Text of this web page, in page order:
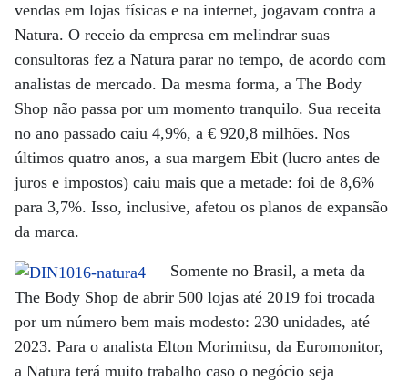
vendas em lojas físicas e na internet, jogavam contra a
Natura. O receio da empresa em melindrar suas
consultoras fez a Natura parar no tempo, de acordo com
analistas de mercado. Da mesma forma, a The Body
Shop não passa por um momento tranquilo. Sua receita
no ano passado caiu 4,9%, a € 920,8 milhões. Nos
últimos quatro anos, a sua margem Ebit (lucro antes de
juros e impostos) caiu mais que a metade: foi de 8,6%
para 3,7%. Isso, inclusive, afetou os planos de expansão
da marca.
Somente no Brasil, a meta da
The Body Shop de abrir 500 lojas até 2019 foi trocada
por um número bem mais modesto: 230 unidades, até
2023. Para o analista Elton Morimitsu, da Euromonitor,
a Natura terá muito trabalho caso o negócio seja